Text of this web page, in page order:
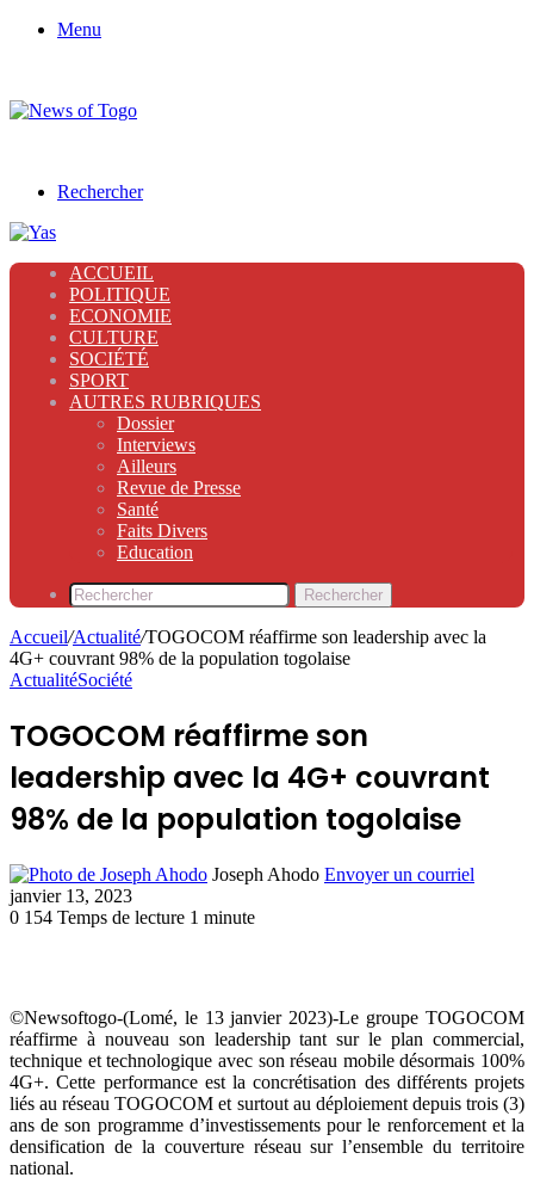
Menu
Rechercher
ACCUEIL
POLITIQUE
ECONOMIE
CULTURE
SOCIÉTÉ
SPORT
AUTRES RUBRIQUES
Dossier
Interviews
Ailleurs
Revue de Presse
Santé
Faits Divers
Education
Rechercher
Accueil/Actualité/TOGOCOM réaffirme son leadership avec la
4G+ couvrant 98% de la population togolaise
ActualitéSociété
TOGOCOM réaffirme son
leadership avec la 4G+ couvrant
98% de la population togolaise
Joseph Ahodo Envoyer un courriel
janvier 13, 2023
0 154 Temps de lecture 1 minute
©Newsoftogo-(Lomé, le 13 janvier 2023)-Le groupe TOGOCOM
réaffirme à nouveau son leadership tant sur le plan commercial,
technique et technologique avec son réseau mobile désormais 100%
4G+. Cette performance est la concrétisation des différents projets
liés au réseau TOGOCOM et surtout au déploiement depuis trois (3)
ans de son programme d’investissements pour le renforcement et la
densification de la couverture réseau sur l’ensemble du territoire
national.